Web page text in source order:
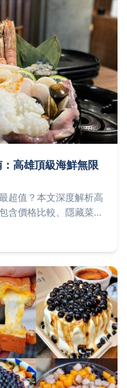
高雄頂級海鮮無限
超值？本文深度解析高
含價格比較、隱藏菜
踩雷的實用建議，讓你